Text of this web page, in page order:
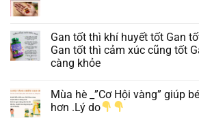
Gan tốt thì khí huyết tốt Gan
Gan tốt thì cảm xúc cũng tốt
càng khỏe
Mùa hè _”Cơ Hội vàng” giúp
hơn .Lý do